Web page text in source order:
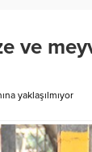
ve
yaklaşılmıyor